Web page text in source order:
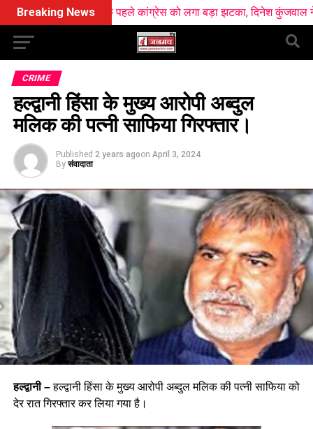
Breaking News
से ठीक पहले कांग्रेस को लगा बड़ा झटका, दिनेश कुंजवाल ने छोड़ा हाथ का साथ
CRIME
हल्द्वानी हिंसा के मुख्य आरोपी अब्दुल
मलिक की पत्नी साफिया गिरफ्तार।
Published 2 years agoon April 3, 2024
By संवादाता
हल्द्वानी –हल्द्वानी हिंसा के मुख्य आरोपी अब्दुल मलिक की पत्नी साफिया को
देर रात गिरफ्तार कर लिया गया है।